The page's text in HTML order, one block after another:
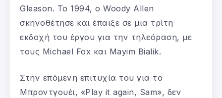
Gleason. Το 1994, ο Woody Allen
σκηνοθέτησε και έπαιξε σε μια τρίτη
εκδοχή του έργου για την τηλεόραση, με
τους Michael Fox και Mayim Bialik.
Στην επόμενη επιτυχία του για το
Μπροντγουέι, «Play it again, Sam», δεν